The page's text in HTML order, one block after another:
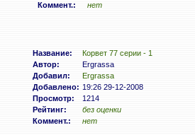
Коммент.:
нет
Название:
Корвет 77 серии - 1
Автор:
Ergrassa
Добавил:
Ergrassa
Добавлено: 19:26 29-12-2008
Просмотр:
1214
Рейтинг:
без оценки
Коммент.:
нет